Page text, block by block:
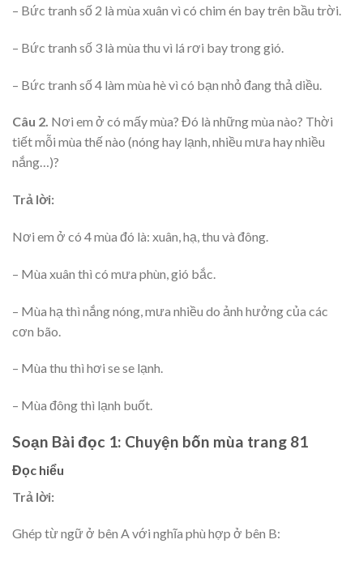
– Bức tranh số 2 là mùa xuân vì có chim én bay trên bầu trời.
– Bức tranh số 3 là mùa thu vì lá rơi bay trong gió.
– Bức tranh số 4 làm mùa hè vì có bạn nhỏ đang thả diều.
Câu 2. Nơi em ở có mấy mùa? Đó là những mùa nào? Thời
tiết mỗi mùa thế nào (nóng hay lạnh, nhiều mưa hay nhiều
nắng…)?
Trả lời:
Nơi em ở có 4 mùa đó là: xuân, hạ, thu và đông.
– Mùa xuân thì có mưa phùn, gió bắc.
– Mùa hạ thì nắng nóng, mưa nhiều do ảnh hưởng của các
cơn bão.
– Mùa thu thì hơi se se lạnh.
– Mùa đông thì lạnh buốt.
Soạn Bài đọc 1: Chuyện bốn mùa trang 81
Đọc hiểu
Trả lời:
Ghép từ ngữ ở bên A với nghĩa phù hợp ở bên B: